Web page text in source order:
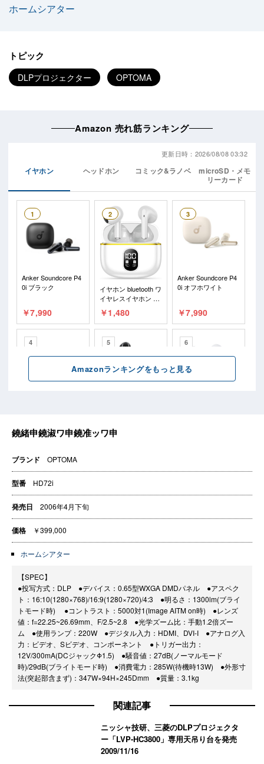
ホームシアター
トピック
DLPプロジェクター OPTOMA
ブランド OPTOMA
型番 HD72i
発売日 2006年4月下旬
価格 ￥399,000
ホームシアター
【SPEC】
●投写方式：DLP ●デバイス：0.65型WXGA DMDパネル ●アスペク
ト：16:10(1280×768)/16:9(1280×720)/4:3 ●明るさ：1300lm(ブライ
トモード時) ●コントラスト：5000対1(Image AITM on時) ●レンズ
値：f=22.25~26.69mm、F/2.5~2.8 ●光学ズーム比：手動1.2倍ズー
ム ●使用ランプ：220W ●デジタル入力：HDMI、DVI-I ●アナログ入
力：ビデオ、Sビデオ、コンポーネント ●トリガー出力：
12V/300mA(DCジャックΦ1.5) ●騒音値：27dB(ノーマルモード
時)/29dB(ブライトモード時) ●消費電力：285W(待機時13W) ●外形寸
法(突起部含まず)：347W×94H×245Dmm ●質量：3.1kg
関連記事
ニッシャ技研、三菱のDLPプロジェクタ
ー「LVP-HC3800」専用天吊り台を発売
2009/11/16